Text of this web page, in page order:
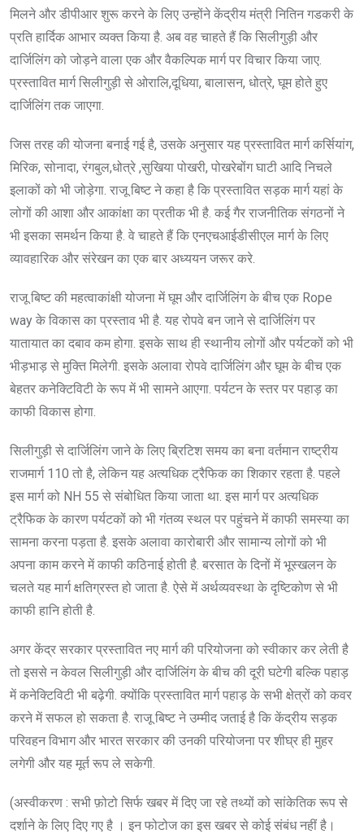
मिलने और डीपीआर शुरू करने के लिए उन्होंने केंद्रीय मंत्री नितिन गडकरी के
प्रति हार्दिक आभार व्यक्त किया है. अब वह चाहते हैं कि सिलीगुड़ी और
दार्जिलिंग को जोड़ने वाला एक और वैकल्पिक मार्ग पर विचार किया जाए.
प्रस्तावित मार्ग सिलीगुड़ी से ओरालि,दूधिया, बालासन, धोत्रे, घूम होते हुए
दार्जिलिंग तक जाएगा.
जिस तरह की योजना बनाई गई है, उसके अनुसार यह प्रस्तावित मार्ग कर्सियांग,
मिरिक, सोनादा, रंगबुल,धोत्रे ,सुखिया पोखरी, पोखरेबोंग घाटी आदि निचले
इलाकों को भी जोड़ेगा. राजू बिष्ट ने कहा है कि प्रस्तावित सड़क मार्ग यहां के
लोगों की आशा और आकांक्षा का प्रतीक भी है. कई गैर राजनीतिक संगठनों ने
भी इसका समर्थन किया है. वे चाहते हैं कि एनएचआईडीसीएल मार्ग के लिए
व्यावहारिक और संरेखन का एक बार अध्ययन जरूर करे.
राजू बिष्ट की महत्वाकांक्षी योजना में घूम और दार्जिलिंग के बीच एक Rope
way के विकास का प्रस्ताव भी है. यह रोपवे बन जाने से दार्जिलिंग पर
यातायात का दबाव कम होगा. इसके साथ ही स्थानीय लोगों और पर्यटकों को भी
भीड़भाड़ से मुक्ति मिलेगी. इसके अलावा रोपवे दार्जिलिंग और घूम के बीच एक
बेहतर कनेक्टिविटी के रूप में भी सामने आएगा. पर्यटन के स्तर पर पहाड़ का
काफी विकास होगा.
सिलीगुड़ी से दार्जिलिंग जाने के लिए ब्रिटिश समय का बना वर्तमान राष्ट्रीय
राजमार्ग 110 तो है, लेकिन यह अत्यधिक ट्रैफिक का शिकार रहता है. पहले
इस मार्ग को NH 55 से संबोधित किया जाता था. इस मार्ग पर अत्यधिक
ट्रैफिक के कारण पर्यटकों को भी गंतव्य स्थल पर पहुंचने में काफी समस्या का
सामना करना पड़ता है. इसके अलावा कारोबारी और सामान्य लोगों को भी
अपना काम करने में काफी कठिनाई होती है. बरसात के दिनों में भूस्खलन के
चलते यह मार्ग क्षतिग्रस्त हो जाता है. ऐसे में अर्थव्यवस्था के दृष्टिकोण से भी
काफी हानि होती है.
अगर केंद्र सरकार प्रस्तावित नए मार्ग की परियोजना को स्वीकार कर लेती है
तो इससे न केवल सिलीगुड़ी और दार्जिलिंग के बीच की दूरी घटेगी बल्कि पहाड़
में कनेक्टिविटी भी बढ़ेगी. क्योंकि प्रस्तावित मार्ग पहाड़ के सभी क्षेत्रों को कवर
करने में सफल हो सकता है. राजू बिष्ट ने उम्मीद जताई है कि केंद्रीय सड़क
परिवहन विभाग और भारत सरकार की उनकी परियोजना पर शीघ्र ही मुहर
लगेगी और यह मूर्त रूप ले सकेगी.
(अस्वीकरण : सभी फ़ोटो सिर्फ खबर में दिए जा रहे तथ्यों को सांकेतिक रूप से
दर्शाने के लिए दिए गए है । इन फोटोज का इस खबर से कोई संबंध नहीं है।